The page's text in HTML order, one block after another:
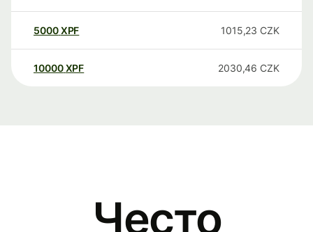
5000XPF 1015,23 CZK
10000 XPF 2030,46 CZK
Често